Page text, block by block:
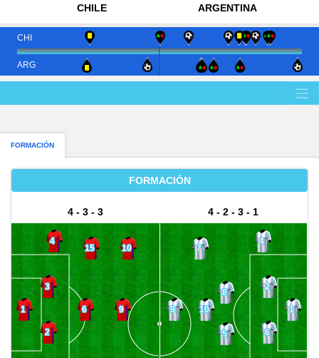
CHILE ARGENTINA
CHI
ARG
FORMACIÓN
FORMACIÓN
4 - 3 - 3
1
4
3
2
15
6
10
9
4 - 2 - 3 - 1
1
4
2
6
8
5
7
10
9